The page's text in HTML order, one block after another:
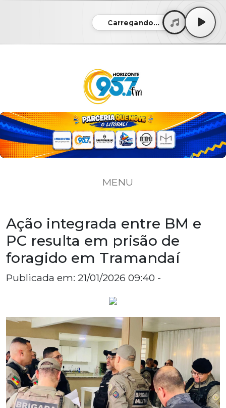
Carregando...
MENU
Ação integrada entre BM e
PC resulta em prisão de
foragido em Tramandaí
Publicada em: 21/01/2026 09:40 -